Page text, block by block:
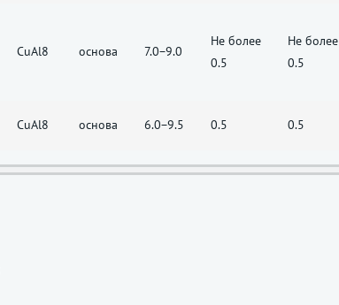
CuAl8 основа 7.0−9.0
Не более
0.5
Не более
0.5
CuAl8 основа 6.0−9.5 0.5 0.5